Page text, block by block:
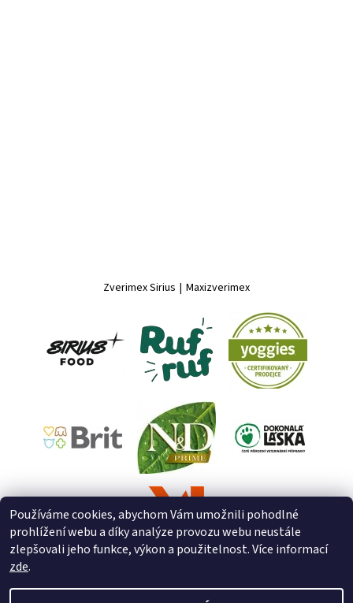
Zverimex Sirius | Maxizverimex
Používáme cookies, abychom Vám umožnili pohodlné
prohlížení webu a díky analýze provozu webu neustále
zlepšovali jeho funkce, výkon a použitelnost. Více informací
zde.